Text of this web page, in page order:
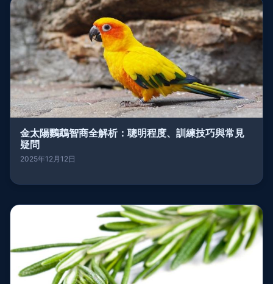
金太陽鸚鵡智商全解析：聰明程度、訓練技巧與常見
疑問
2025年12月12日